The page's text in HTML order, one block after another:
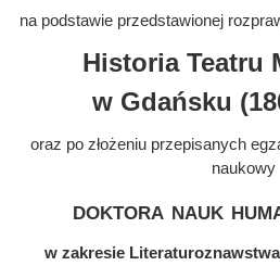
na podstawie przedstawionej
Historia Teatru
w Gdańsku
oraz po złożeniu przepisanych
naukowy
doktora nauk
w zakresie